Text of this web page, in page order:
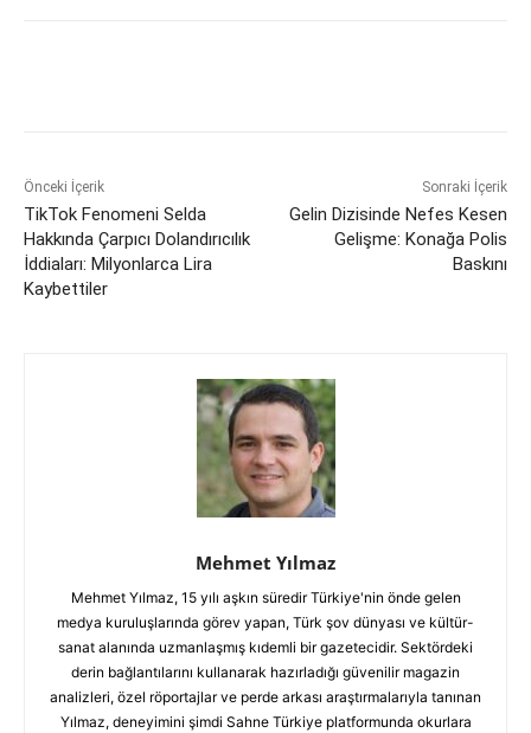
Önceki İçerik
TikTok Fenomeni Selda
Hakkında Çarpıcı Dolandırıcılık
İddiaları: Milyonlarca Lira
Kaybettiler
Sonraki İçerik
Gelin Dizisinde Nefes Kesen
Gelişme: Konağa Polis
Baskını
Mehmet Yılmaz
Mehmet Yılmaz, 15 yılı aşkın süredir Türkiye'nin önde gelen
medya kuruluşlarında görev yapan, Türk şov dünyası ve kültür-
sanat alanında uzmanlaşmış kıdemli bir gazetecidir. Sektördeki
derin bağlantılarını kullanarak hazırladığı güvenilir magazin
analizleri, özel röportajlar ve perde arkası araştırmalarıyla tanınan
Yılmaz, deneyimini şimdi Sahne Türkiye platformunda okurlara